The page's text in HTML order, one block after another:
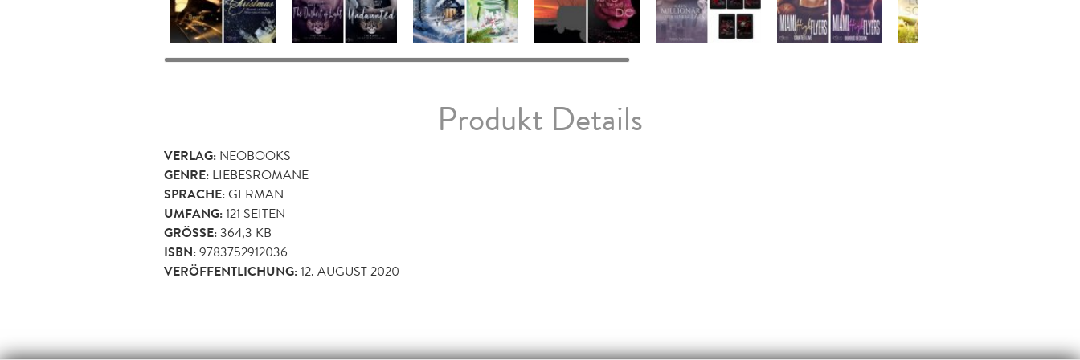
Produkt Details
VERLAG: NEOBOOKS
GENRE: LIEBESROMANE
SPRACHE:GERMAN
UMFANG:121 SEITEN
GRÖSSE: 364,3 KB
ISBN:9783752912036
VERÖFFENTLICHUNG:12. AUGUST 2020